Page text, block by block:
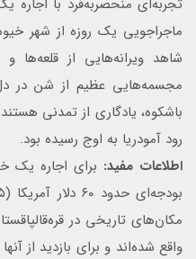
ماجراجویی یک روزه از شهر
شاهد ویرانه‌هایی از قلعه‌ها
مجسمه‌هایی عظیم از شن در
باشکوه، یادگاری از تمدنی
رود آمودریا به اوج رسیده بود.
اطلاعات مفید: برای اجاره یک
مکان‌های تاریخی در
واقع شده‌اند و برای بازدید از